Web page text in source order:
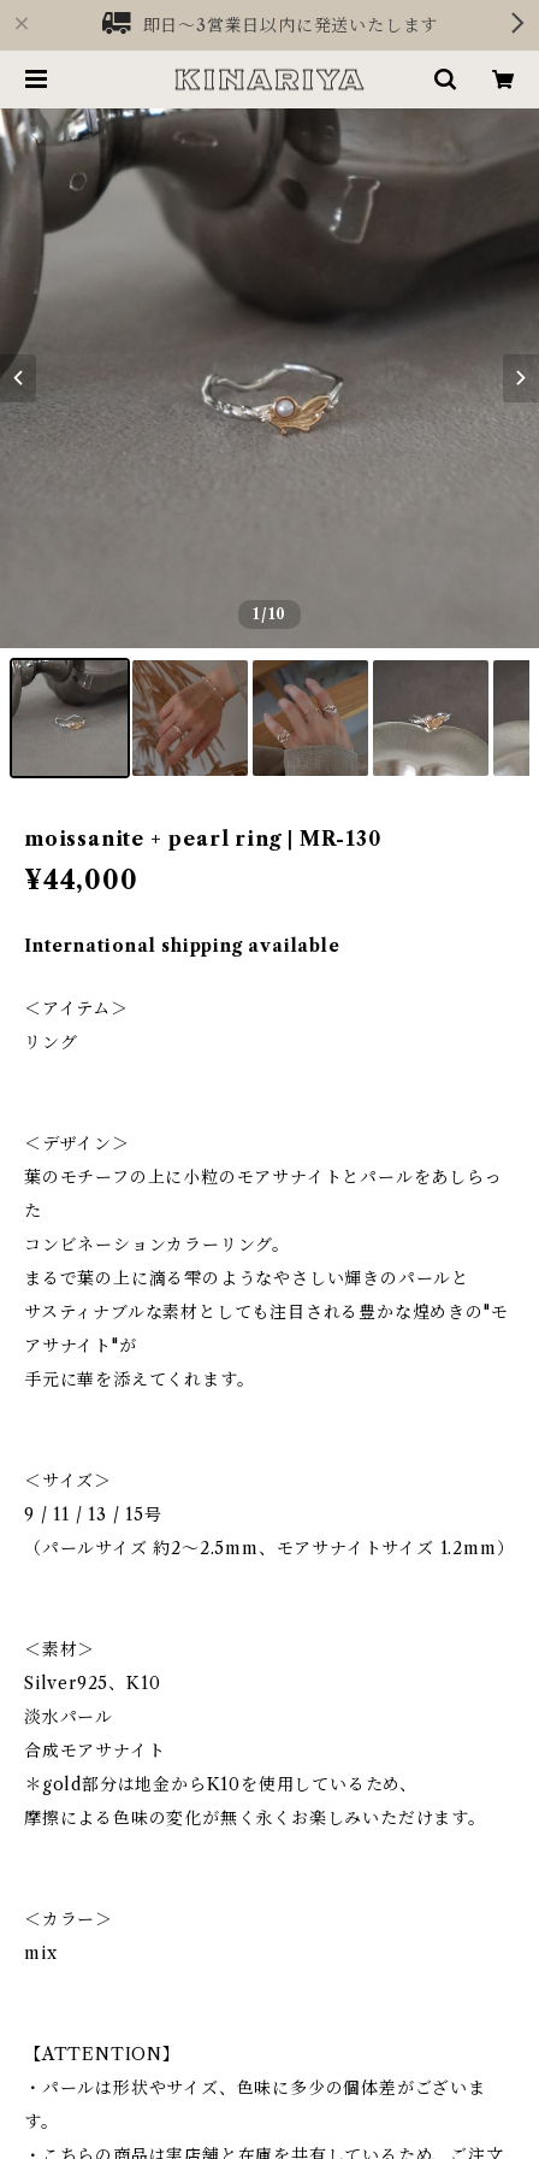
即日〜3営業日以内に発送いたします
1/10
moissanite + pearl ring | MR-130
¥44,000
International shipping available
＜アイテム＞
リング
＜デザイン＞
葉のモチーフの上に小粒のモアサナイトとパールをあしらっ
た
コンビネーションカラーリング。
まるで葉の上に滴る雫のようなやさしい輝きのパールと
サスティナブルな素材としても注目される豊かな煌めきの"モ
アサナイト"が
手元に華を添えてくれます。
＜サイズ＞
9 / 11 / 13 / 15号
（パールサイズ 約2〜2.5mm、モアサナイトサイズ 1.2mm）
＜素材＞
Silver925、K10
淡水パール
合成モアサナイト
＊gold部分は地金からK10を使用しているため、
摩擦による色味の変化が無く永くお楽しみいただけます。
＜カラー＞
mix
【ATTENTION】
・パールは形状やサイズ、色味に多少の個体差がございま
す。